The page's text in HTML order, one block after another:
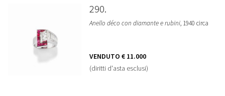
290
Anello déco con diamante e rubini, 1940 circa
VENDUTO € 11.000
(diritti d'asta esclusi)